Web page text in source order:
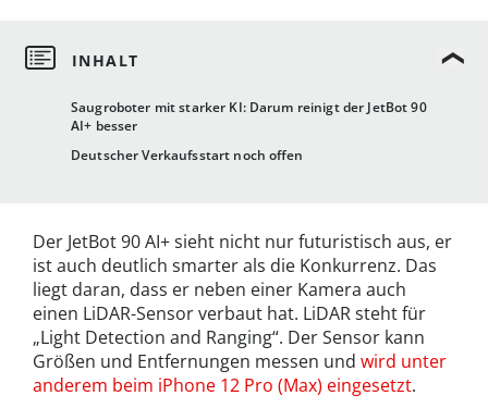
Saugroboter mit starker KI: Darum reinigt der JetBot 90
AI+ besser
Deutscher Verkaufsstart noch offen
Der JetBot 90 AI+ sieht nicht nur futuristisch aus, er
ist auch deutlich smarter als die Konkurrenz. Das
liegt daran, dass er neben einer Kamera auch
einen LiDAR-Sensor verbaut hat. LiDAR steht für
„Light Detection and Ranging“. Der Sensor kann
Größen und Entfernungen messen und wird unter
anderem beim iPhone 12 Pro (Max) eingesetzt.